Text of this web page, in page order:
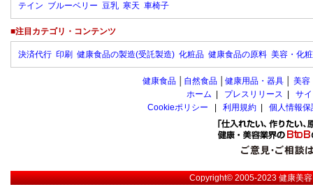
テイン ブルーベリー 豆乳 寒天 車椅子
■注目カテゴリ・コンテンツ
決済代行 印刷 健康食品の製造(受託製造) 化粧品 健康食品の原料 美容・化
健康食品 自然食品 健康用品・器具 美容
ホーム
プレスリリース
サ
Cookieポリシー
利用規約 個人情報
Copyright© 2005-2023健康美